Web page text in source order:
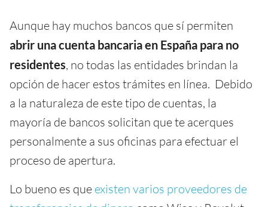
Aunque hay muchos bancos que sí permiten
abrir una cuenta bancariaen España para no
residentes, no todas las entidades brindan la
opción de hacer estos trámites en línea. Debido
a la naturaleza de este tipo de cuentas, la
mayoría de bancos solicitan que te acerques
personalmente a sus oficinas para efectuar el
proceso de apertura.
Lo bueno es que existen varios proveedores de